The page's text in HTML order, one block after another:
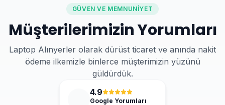
GÜVEN VE MEMNUNIYET
Müşterilerimizin Yorumları
Laptop Alınyerler olarak dürüst ticaret ve anında nakit
ödeme ilkemizle binlerce müşterimizin yüzünü
güldürdük.
4.9
Google Yorumları